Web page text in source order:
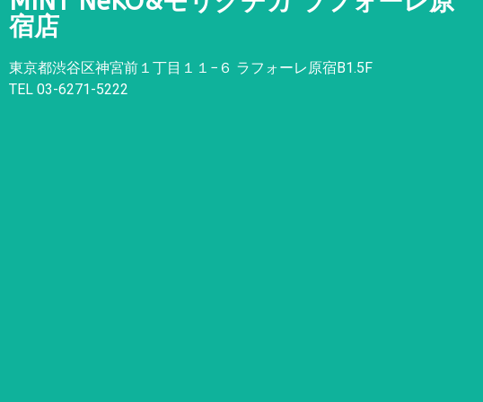
宿店
東京都渋谷区神宮前１丁目１１ − ６ ラフォーレ原宿B1.5F
TEL 03-6271-5222